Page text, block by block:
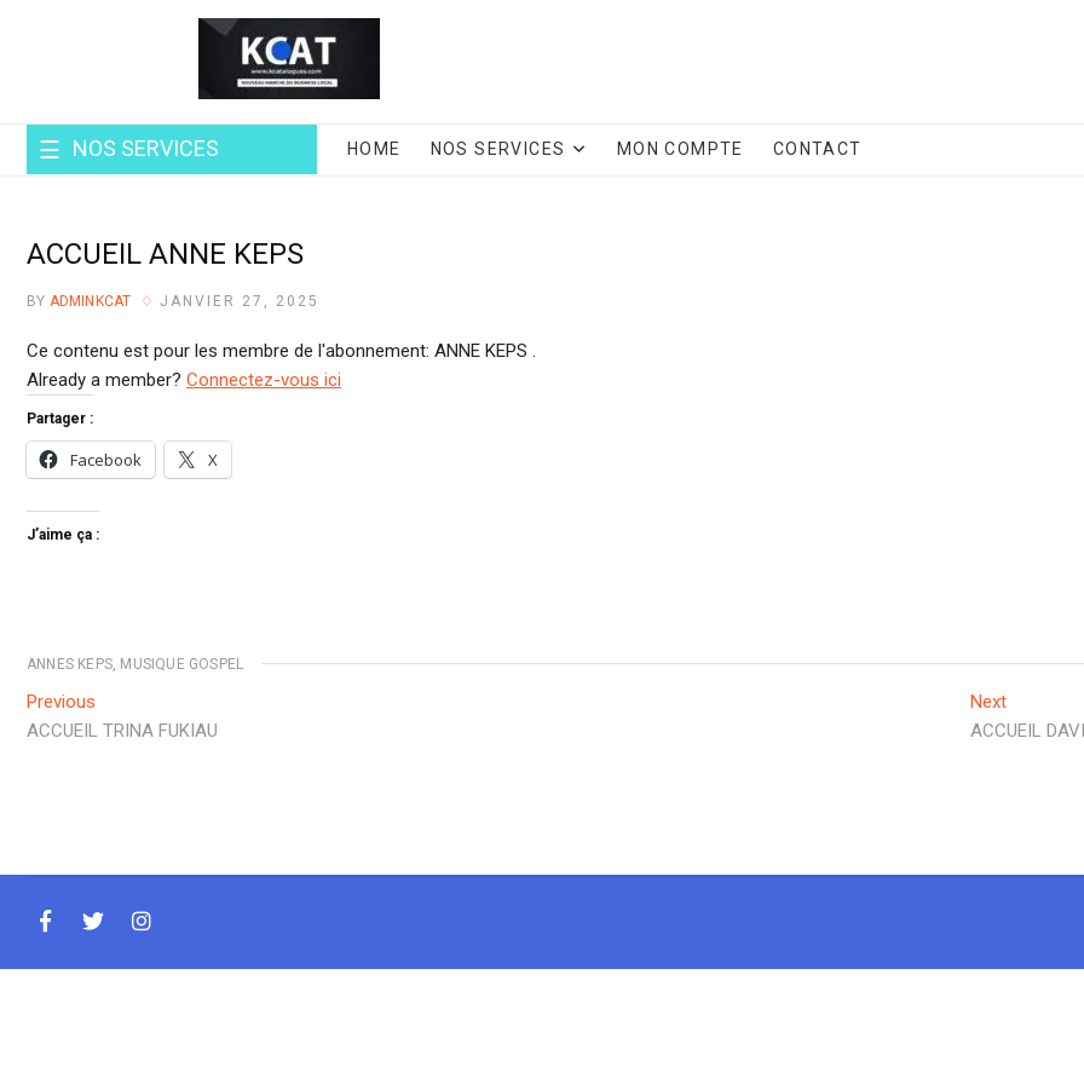
NOS SERVICES HOME NOS SERVICES MON COMPTE CONTACT
ACCUEIL ANNE KEPS
BY ADMINKCAT JANVIER 27, 2025
Ce contenu est pour les membre de l'abonnement: ANNE KEPS .
Already a member? Connectez-vous ici
Partager :
Facebook X
J’aime ça :
ANNES KEPS MUSIQUE GOSPEL
Navigation
de
Previous
post:
ACCUEIL TRINA FUKIAU
NextNext
post:
ACCUEIL
facebook
twitterinstagram